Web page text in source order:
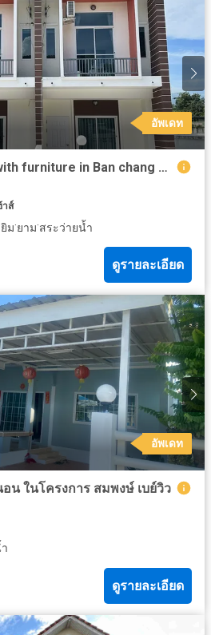
อัพเดท
Townhome for rent with furniture in Ban chang Phla Beach
าส์
ยิม·ยาม·สระว่ายน้ำ
ดูรายละเอียด
อัพเดท
น ในโครงการ สมพงษ์ เบย์วิว
ดูรายละเอียด